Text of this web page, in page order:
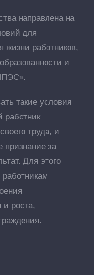
направлена на
для
жизни работников,
и
такие условия
работник
труда, и
признание за
Для этого
и роста,